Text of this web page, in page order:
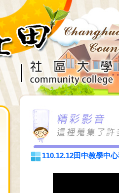
110.12.12田中教學中